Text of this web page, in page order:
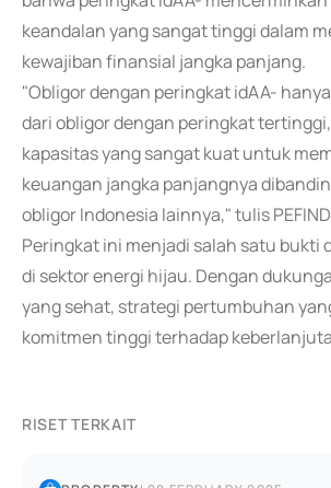
keandalan yang sangat tinggi dalam
kewajiban finansial jangka panjang.
"Obligor dengan peringkat idAA-
dari obligor dengan peringkat
kapasitas yang sangat kuat untuk
keuangan jangka panjangnya
obligor Indonesia lainnya," tulis
Peringkat ini menjadi salah satu bukti
di sektor energi hijau. Dengan
yang sehat, strategi pertumbuhan
komitmen tinggi terhadap
RISET TERKAIT